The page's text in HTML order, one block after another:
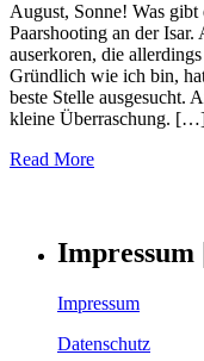
August, Sonne! Was gibt
Paarshooting an der
auserkoren, die
Gründlich wie ich bin,
beste Stelle ausgesucht.
kleine Überraschung.
Read More
Impressum
Impressum
Datenschutz